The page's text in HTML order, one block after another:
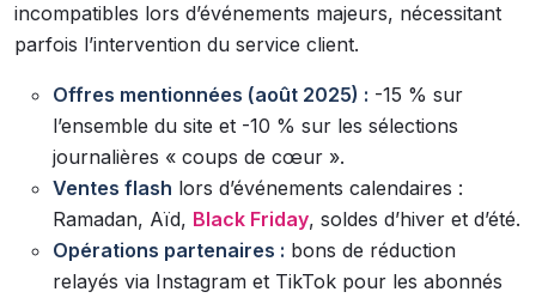
incompatibles lors d’événements majeurs, nécessitant
parfois l’intervention du service client.
Offres mentionnées (août 2025) : -15 % sur
l’ensemble du site et -10 % sur les sélections
journalières « coups de cœur ».
Ventes flash lors d’événements calendaires :
Ramadan, Aïd, Black Friday, soldes d’hiver et d’été.
Opérations partenaires : bons de réduction
relayés via Instagram et TikTok pour les abonnés